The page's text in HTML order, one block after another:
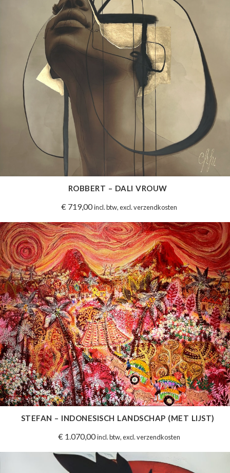
ROBBERT – DALI VROUW
€719,00 incl. btw, excl. verzendkosten
STEFAN – INDONESISCH LANDSCHAP (MET LIJST)
€1.070,00 incl. btw, excl. verzendkosten